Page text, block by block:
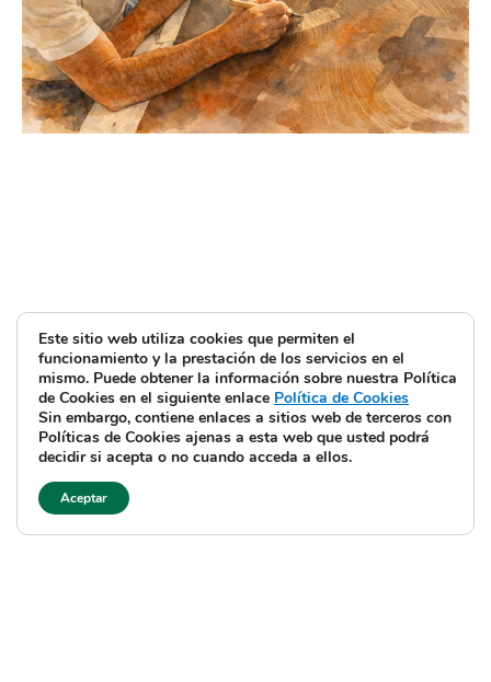
Este sitio web utiliza cookies que permiten el
funcionamiento y la prestación de los servicios en el
mismo. Puede obtener la información sobre nuestra Política
de Cookies en el siguiente enlace Política de Cookies
Sin embargo, contiene enlaces a sitios web de terceros con
Políticas de Cookies ajenas a esta web que usted podrá
decidir si acepta o no cuando acceda a ellos.
Aceptar